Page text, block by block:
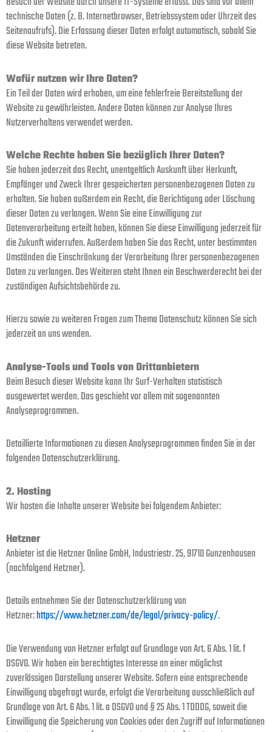
technische Daten (z. B. Internetbrowser, Betriebssystem oder Uhrzeit des
Seitenaufrufs). Die Erfassung dieser Daten erfolgt automatisch, sobald Sie
diese Website betreten.
Wofür nutzen wir Ihre Daten?
Ein Teil der Daten wird erhoben, um eine fehlerfreie Bereitstellung der
Website zu gewährleisten. Andere Daten können zur Analyse Ihres
Nutzerverhaltens verwendet werden.
Welche Rechte haben Sie bezüglich Ihrer Daten?
Sie haben jederzeit das Recht, unentgeltlich Auskunft über Herkunft,
Empfänger und Zweck Ihrer gespeicherten personenbezogenen Daten zu
erhalten. Sie haben außerdem ein Recht, die Berichtigung oder Löschung
dieser Daten zu verlangen. Wenn Sie eine Einwilligung zur
Datenverarbeitung erteilt haben, können Sie diese Einwilligung jederzeit für
die Zukunft widerrufen. Außerdem haben Sie das Recht, unter bestimmten
Umständen die Einschränkung der Verarbeitung Ihrer personenbezogenen
Daten zu verlangen. Des Weiteren steht Ihnen ein Beschwerderecht bei der
zuständigen Aufsichtsbehörde zu.
Hierzu sowie zu weiteren Fragen zum Thema Datenschutz können Sie sich
jederzeit an uns wenden.
Analyse-Tools und Tools von Dritt­anbietern
Beim Besuch dieser Website kann Ihr Surf-Verhalten statistisch
ausgewertet werden. Das geschieht vor allem mit sogenannten
Analyseprogrammen.
Detaillierte Informationen zu diesen Analyseprogrammen finden Sie in der
folgenden Datenschutzerklärung.
2. Hosting
Wir hosten die Inhalte unserer Website bei folgendem Anbieter:
Hetzner
Anbieter ist die Hetzner Online GmbH, Industriestr. 25, 91710 Gunzenhausen
(nachfolgend Hetzner).
Details entnehmen Sie der Datenschutzerklärung von
Hetzner:https://www.hetzner.com/de/legal/privacy-policy/.
Die Verwendung von Hetzner erfolgt auf Grundlage von Art. 6 Abs. 1 lit. f
DSGVO. Wir haben ein berechtigtes Interesse an einer möglichst
zuverlässigen Darstellung unserer Website. Sofern eine entsprechende
Einwilligung abgefragt wurde, erfolgt die Verarbeitung ausschließlich auf
Grundlage von Art. 6 Abs. 1 lit. a DSGVO und § 25 Abs. 1 TDDDG, soweit die
Einwilligung die Speicherung von Cookies oder den Zugriff auf Informationen